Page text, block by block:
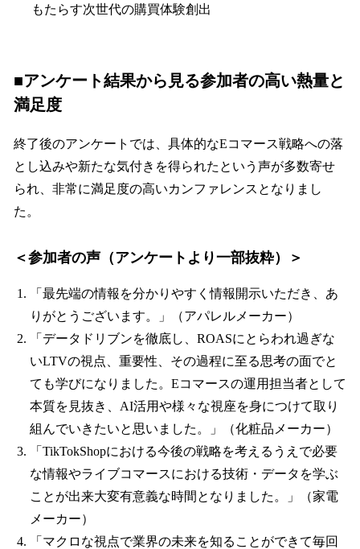
もたらす次世代の購買体験創出
■アンケート結果から見る参加者の高い熱量と
満足度
終了後のアンケートでは、具体的なEコマース戦略への落
とし込みや新たな気付きを得られたという声が多数寄せ
られ、非常に満足度の高いカンファレンスとなりまし
た。
＜参加者の声（アンケートより一部抜粋）＞
「最先端の情報を分かりやすく情報開示いただき、あ
りがとうございます。」（アパレルメーカー）
「データドリブンを徹底し、ROASにとらわれ過ぎな
いLTVの視点、重要性、その過程に至る思考の面でと
ても学びになりました。Eコマースの運用担当者として
本質を見抜き、AI活用や様々な視座を身につけて取り
組んでいきたいと思いました。」（化粧品メーカー）
「TikTokShopにおける今後の戦略を考えるうえで必要
な情報やライブコマースにおける技術・データを学ぶ
ことが出来大変有意義な時間となりました。」（家電
メーカー）
「マクロな視点で業界の未来を知ることができて毎回